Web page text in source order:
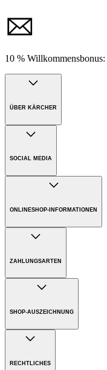
10 % Willkommensbonus:
ÜBER KÄRCHER
Unternehmen
Nachhaltigkeit
SOCIAL MEDIA
ONLINESHOP-INFORMATIONEN
Versandkosten
Bezahlung
Gewährleistung
ZAHLUNGSARTEN
SHOP-AUSZEICHNUNG
RECHTLICHES